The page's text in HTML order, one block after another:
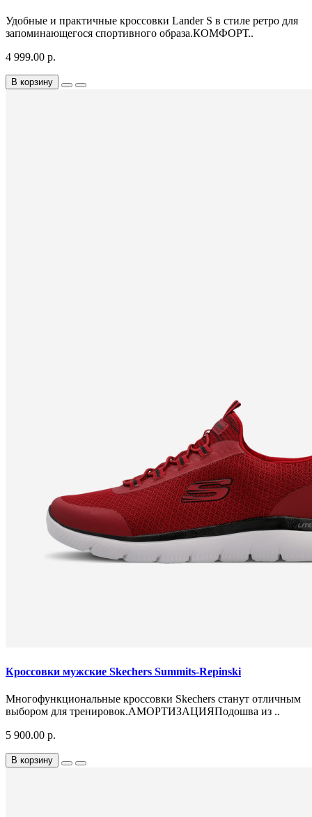
Удобные и практичные кроссовки Lander S в стиле ретро для
запоминающегося спортивного образа.КОМФОРТ..
4 999.00 р.
В корзину
Кроссовки мужские Skechers Summits-Repinski
Многофункциональные кроссовки Skechers станут отличным
выбором для тренировок.АМОРТИЗАЦИЯПодошва из ..
5 900.00 р.
В корзину